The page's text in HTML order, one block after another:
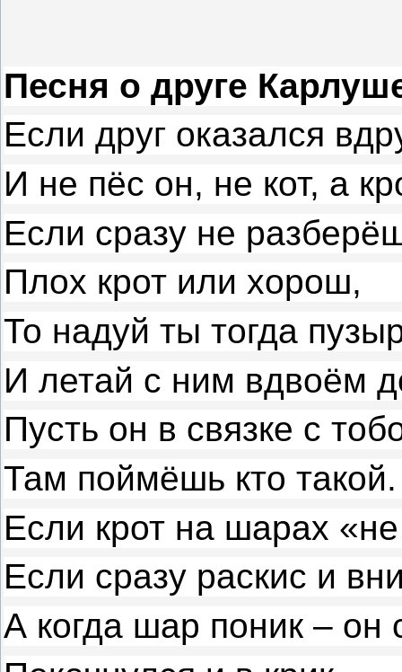
Песня о друге
Если друг оказался
И не пёс он, не кот, а
Если сразу не
Плох крот или хорош,
То надуй ты тогда
И летай с ним вдвоём
Пусть он в связке с
Там поймёшь кто такой.
Если крот на шарах
Если сразу раскис и
А когда шар поник – он